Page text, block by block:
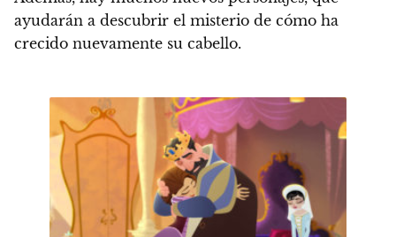
ayudarán a descubrir el misterio de cómo ha
crecido nuevamente su cabello.